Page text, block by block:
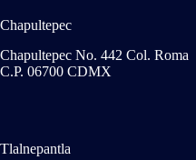
Chapultepec
Chapultepec No. 442 Col. Roma
C.P. 06700 CDMX
Tlalnepantla